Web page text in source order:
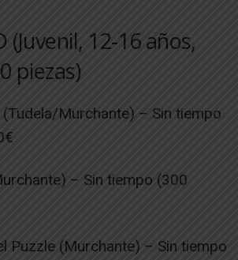
12-16 años,
piezas)
(Tudela/Murchante) – Sin tiempo
– Sin tiempo (300
Puzzle (Murchante) – Sin tiempo